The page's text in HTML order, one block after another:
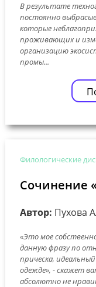
В результате
постоянно
которые
проживающих и
организацию
промы...
Филологические
Сочинение
Автор: Пухова
«Это мое
данную фразу по
прическа,
одежде», - скажет
абсолютно не